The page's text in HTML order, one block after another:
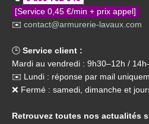
[Service 0,45 €/min + prix appel]
✉️ contact@armurerie-lavaux.com
🕒 Service client :
Mardi au vendredi : 9h30–12h /
✉️ Lundi : réponse par mail
❌ Fermé : samedi, dimanche et
Retrouvez toutes nos actualités